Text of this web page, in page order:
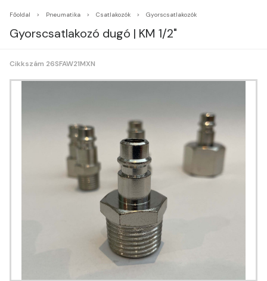
Főoldal Pneumatika Csatlakozók Gyorscsatlakozók
Gyorscsatlakozó dugó | KM 1/2"
Cikkszám 26SFAW21MXN